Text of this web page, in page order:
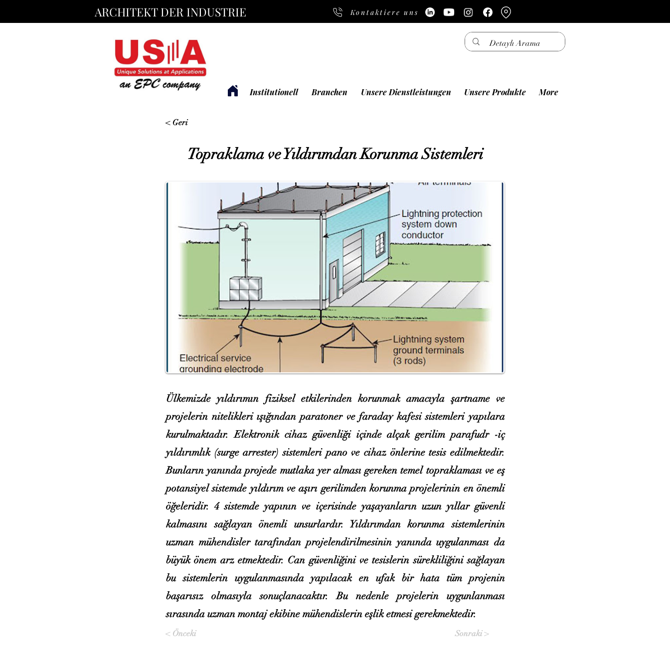
ARCHITEKT DER INDUSTRIE Kontaktiere uns
Institutionell Branchen Unsere Dienstleistungen Unsere Produkte More
< Geri
Topraklama ve Yıldırımdan Korunma Sistemleri
Ülkemizde yıldırımın fiziksel etkilerinden korunmak amacıyla şartname ve
projelerin nitelikleri ışığından paratoner ve faraday kafesi sistemleri yapılara
kurulmaktadır. Elektronik cihaz güvenliği içinde alçak gerilim parafudr -iç
yıldırımlık (surge arrester) sistemleri pano ve cihaz önlerine tesis edilmektedir.
Bunların yanında projede mutlaka yer alması gereken temel topraklaması ve eş
potansiyel sistemde yıldırım ve aşırı gerilimden korunma projelerinin en önemli
öğeleridir. 4 sistemde yapının ve içerisinde yaşayanların uzun yıllar güvenli
kalmasını sağlayan önemli unsurlardır. Yıldırımdan korunma sistemlerinin
uzman mühendisler tarafından projelendirilmesinin yanında uygulanması da
büyük önem arz etmektedir. Can güvenliğini ve tesislerin sürekliliğini sağlayan
bu sistemlerin uygulanmasında yapılacak en ufak bir hata tüm projenin
başarısız olmasıyla sonuçlanacaktır. Bu nedenle projelerin uygunlanması
sırasında uzman montaj ekibine mühendislerin eşlik etmesi gerekmektedir.
< Önceki Sonraki >